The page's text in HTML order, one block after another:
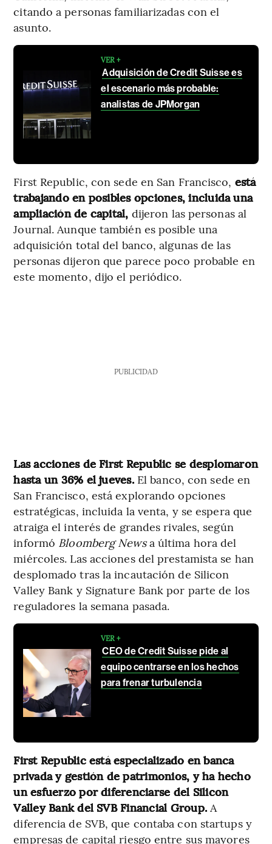
citando a personas familiarizadas con el
asunto.
VER +
Adquisición de Credit Suisse es
el escenario más probable:
analistas de JPMorgan
First Republic, con sede en San Francisco, está
trabajando en posibles opciones, incluida una
ampliación de capital, dijeron las personas al
Journal. Aunque también es posible una
adquisición total del banco, algunas de las
personas dijeron que parece poco probable en
este momento, dijo el periódico.
PUBLICIDAD
Las acciones de First Republic se desplomaron
hasta un 36% el jueves.El banco, con sede en
San Francisco, está explorando opciones
estratégicas, incluida la venta, y se espera que
atraiga el interés de grandes rivales, según
informó Bloomberg Newsa última hora del
miércoles. Las acciones del prestamista se han
desplomado tras la incautación de Silicon
Valley Bank y Signature Bank por parte de los
reguladores la semana pasada.
VER +
CEO de Credit Suisse pide al
equipo centrarse en los hechos
para frenar turbulencia
First Republic está especializado en banca
privada y gestión de patrimonios, y ha hecho
un esfuerzo por diferenciarse del Silicon
Valley Bank del SVB Financial Group. A
diferencia de SVB, que contaba con startups y
empresas de capital riesgo entre sus mayores